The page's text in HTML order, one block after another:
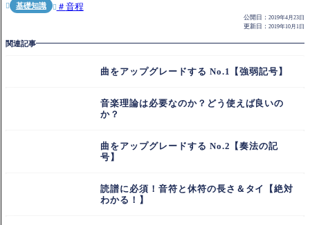
 基礎知識  音程
公開日： 2019年4月23日
更新日： 2019年10月1日
関連記事
曲をアップグレードする No.1【強弱記号】
音楽理論は必要なのか？どう使えば良いの
か？
曲をアップグレードする No.2【奏法の記
号】
読譜に必須！音符と休符の長さ＆タイ【絶対
わかる！】